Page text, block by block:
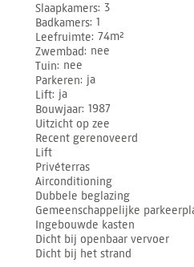
Slaapkamers 3
Badkamers 1
Leefruimte 74m²
Zwembad nee
Tuin nee
Parkeren ja
Lift ja
Bouwjaar 1987
Uitzicht op zee
Recent gerenoveerd
Lift
Privéterras
Airconditioning
Dubbele beglazing
Gemeenschappelijke
Ingebouwde kasten
Dicht bij openbaar vervoer
Dicht bij het strand